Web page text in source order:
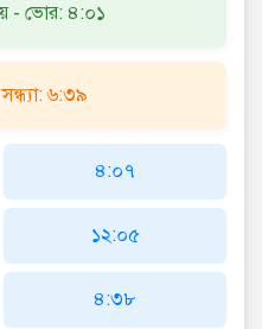
- ভোর: ৪:০১
৬:৩৯
৪:০৭
১২:০৫
৪:৩৮